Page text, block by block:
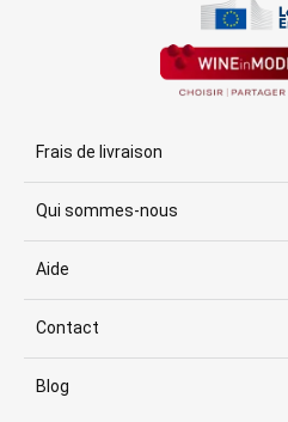
Frais de livraison
Qui sommes-nous
Aide
Contact
Blog